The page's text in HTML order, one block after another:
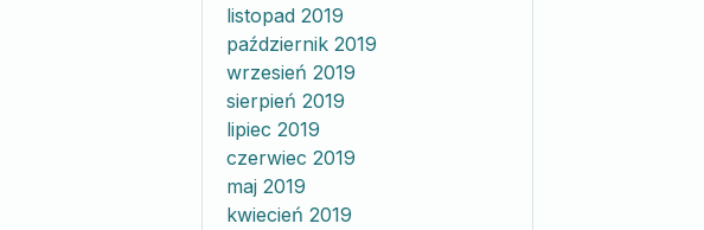
listopad 2019
październik 2019
wrzesień 2019
sierpień 2019
lipiec 2019
czerwiec 2019
maj 2019
kwiecień 2019